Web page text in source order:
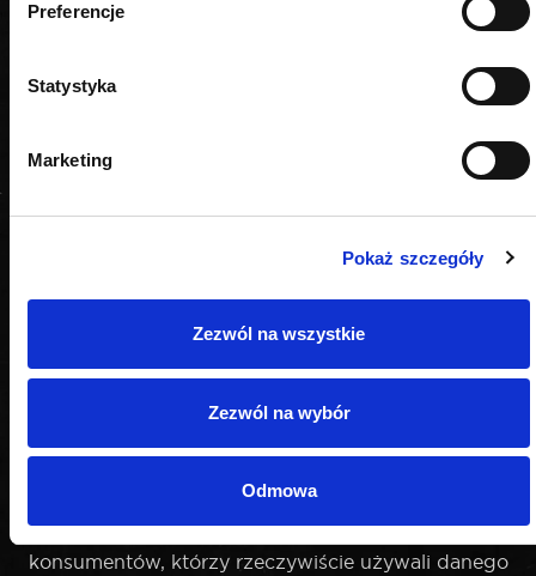
Preferencje
Statystyka
Marketing
Pokaż szczegóły
Zezwól na wszystkie
Zezwól na wybór
Odmowa
OPINIE
Nie weryfikujemy opinii czy pochodzą od
konsumentów, którzy rzeczywiście używali danego